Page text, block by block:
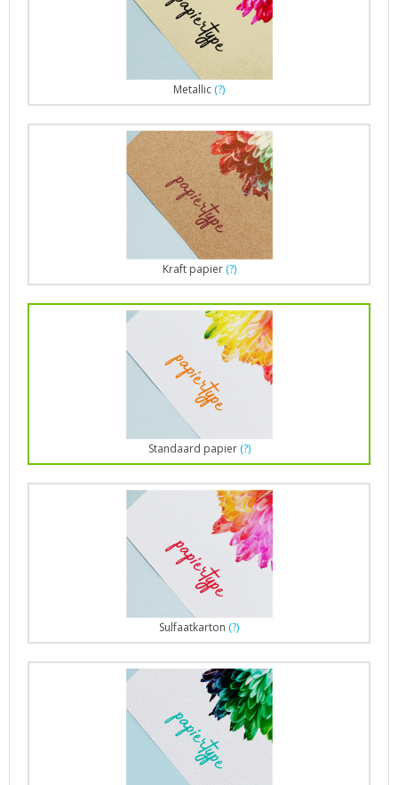
Metallic (?)
Kraft papier (?)
Standaard papier (?)
Sulfaatkarton (?)